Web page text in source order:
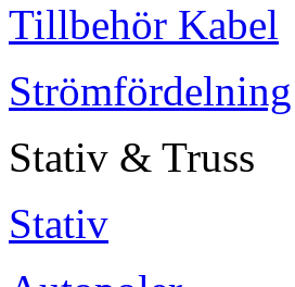
Tillbehör Kabel
Strömfördelning
Stativ & Truss
Stativ